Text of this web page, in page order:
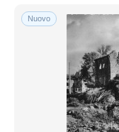
Nuovo